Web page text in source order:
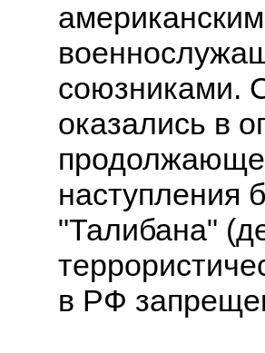
союзниками.
оказались в
наступления
"Талибана"
в РФ